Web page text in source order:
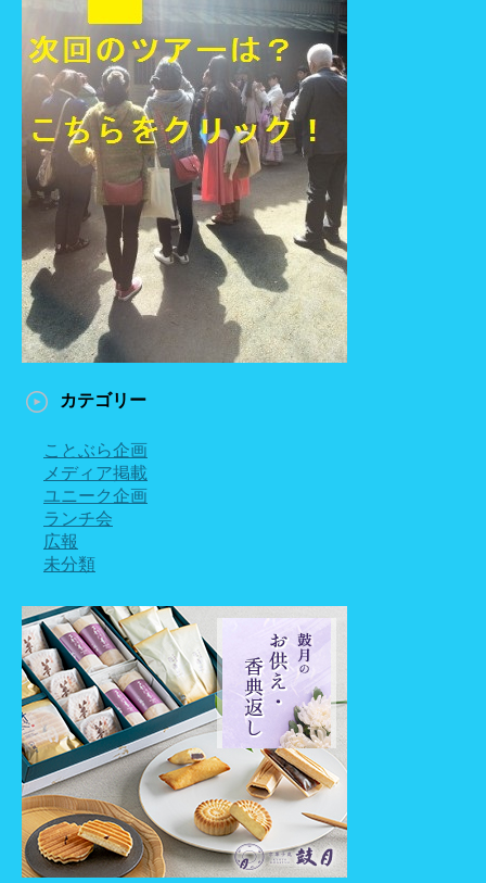
カテゴリー
ことぶら企画
メディア掲載
ユニーク企画
ランチ会
広報
未分類